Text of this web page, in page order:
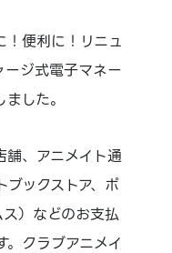
！便利に！リニュ
ージ式電子マネー
した。
舗、アニメイト通
ックストア、ポ
）などのお支払
。クラブアニメイ